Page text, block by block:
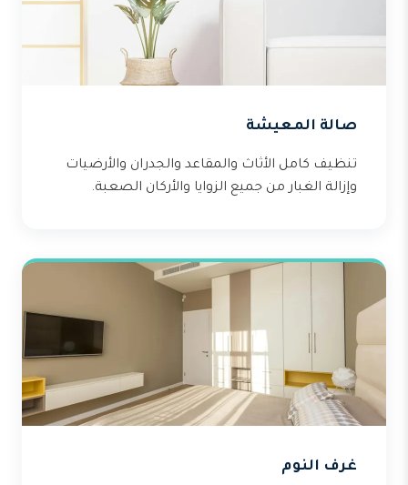
صالة المعيشة
تنظيف كامل الأثاث والمقاعد والجدران والأرضيات
وإزالة الغبار من جميع الزوايا والأركان الصعبة.
غرف النوم